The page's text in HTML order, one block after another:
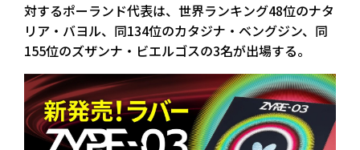
対するポーランド代表は、世界ランキング48位のナタ
リア・バヨル、同134位のカタジナ・ベングジン、同
155位のズザンナ・ビエルゴスの3名が出場する。